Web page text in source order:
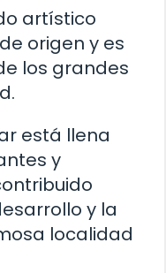
artístico
origen y es
los grandes
está llena
y
y la
localidad